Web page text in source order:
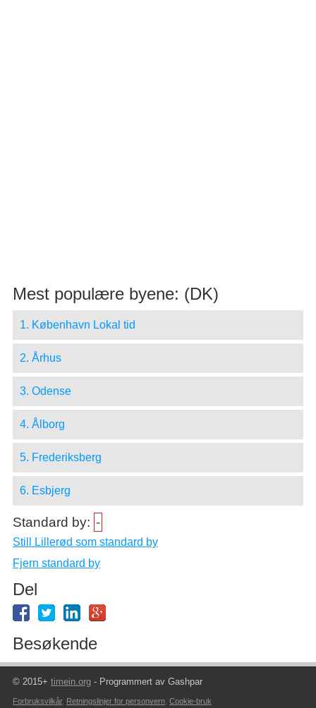
Mest populære byene: (DK)
1. København Lokal tid
2. Århus
3. Odense
4. Ålborg
5. Frederiksberg
6. Esbjerg
Standard by: -
Still Lillerød som standard by
Fjern standard by
Del
Besøkende
© 2015+ timein.org- Programmert av Gashpar
Forbruksvilkår, Retningslinjer for personvern, Cookie-bruk